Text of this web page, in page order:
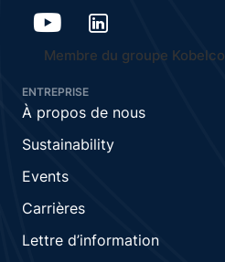
Membre du groupe Kobelco
ENTREPRISE
À propos de nous
Sustainability
Events
Carrières
Lettre d’information